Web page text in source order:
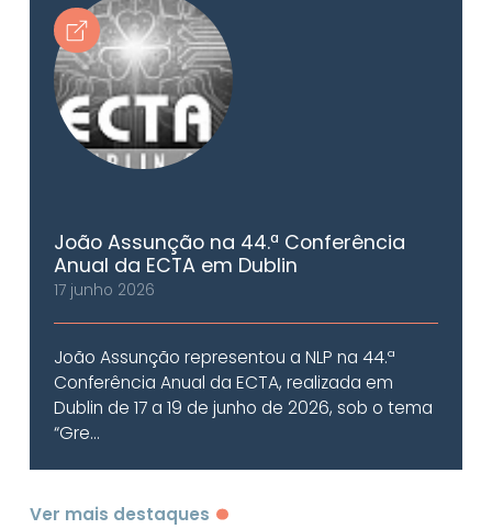
João Assunção na 44.ª Conferência
Anual da ECTA em Dublin
17 junho 2026
João Assunção representou a NLP na 44.ª
Conferência Anual da ECTA, realizada em
Dublin de 17 a 19 de junho de 2026, sob o tema
“Gre...
Ver mais destaques